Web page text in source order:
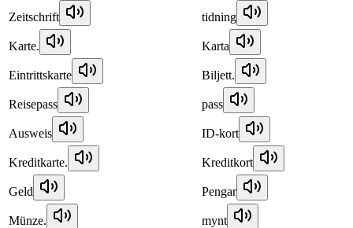
Zeitschrift tidning
Karte. Karta
Eintrittskarte Biljett.
Reisepass pass
Ausweis ID-kort
Kreditkarte. Kreditkort
Geld Pengar
Münze. mynt